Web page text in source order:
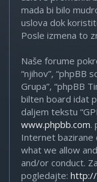
mada bi bilo
uslova dok
Posle izmena to
Naše forume
“njihov”, “phpBB
Grupa”, “phpBB
bilten board idat
daljem tekstu
www.phpbb.com.
Internet bazirane
what we allow
and/or conduct.
pogledajte: